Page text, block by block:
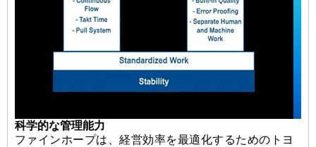
科学的な管理能力
ファインホープは、経営効率を最適化するためのトヨ